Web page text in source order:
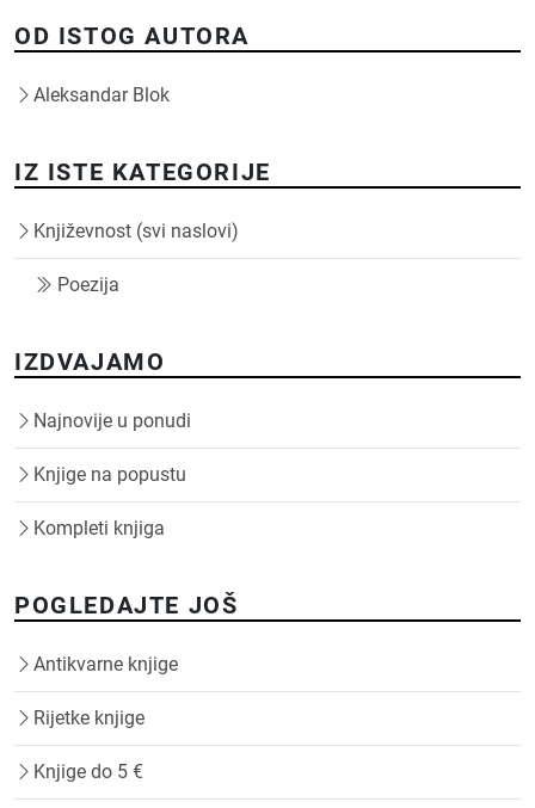
OD ISTOG AUTORA
Aleksandar Blok
IZ ISTE KATEGORIJE
Književnost (svi naslovi)
Poezija
IZDVAJAMO
Najnovije u ponudi
Knjige na popustu
Kompleti knjiga
POGLEDAJTE JOŠ
Antikvarne knjige
Rijetke knjige
Knjige do 5 €